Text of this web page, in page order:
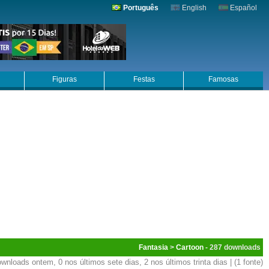
Português English Español
Figuras Festas Famosas
Fantasia > Cartoon - 287
ontem, 0 nos últimos sete dias, 2 nos últimos trinta dias | (1 fonte)